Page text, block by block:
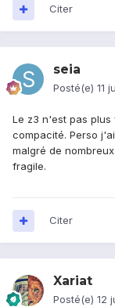
Citer
seia
Posté(e) 11
Le z3 n'est pas
compacité. Perso
malgré de
fragile.
Citer
Xariat
Posté(e) 12